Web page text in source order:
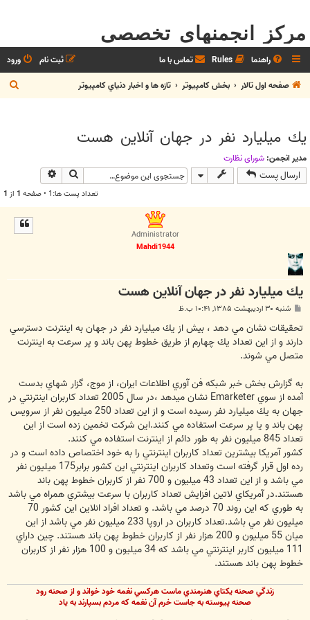
مرکز انجمنهای تخصصی
راهنما Rules تماس با ما ورود
ثبت نام
صفحه اول تالار
بخش كامپيوتر تازه ها و اخبار دنياي کامپيوتر
س
يك ميليارد نفر در جهان آنلاين هست
مدیر انجمن: شوراي نظارت
ارسال پست جستجو
تعداد پست ها:1 • صفحه 1 از 1
Administrator
Mahdi1944
يك ميليارد نفر در جهان آنلاين هست
ت
شنبه ۳۰ اردیبهشت ۱۳۸۵, ۱۰:۴۱ ب.ظ
تحقيقات نشان مي دهد ، بيش از يك ميليارد نفر در جهان به اينترنت دسترسي
دارند و از اين تعداد يك چهارم از طريق خطوط پهن باند و پر سرعت به اينترنت
متصل مي شوند.
به گزارش بخش خبر شبكه فن آوري اطلاعات ايران، از موج، گزار شهاي بدست
آمده از سوي Emarketer نشان ميدهد ،در سال 2005 تعداد كاربران اينترنتي در
جهان به يك ميليارد نفر رسيده است و از اين تعداد 250 ميليون نفر از سرويس
پهن باند و يا پر سرعت استفاده مي كنند.اين شركت تخمين زده است از اين
تعداد 845 ميليون نفر به طور دائم از اينترنت استفاده مي كنند.
كشور آمريكا بيشترين تعداد كاربران اينترنتي را به خود اختصاص داده است و در
رده اول قرار گرفته است وتعداد كاربران اينترنتي اين كشور برابر175 ميليون نفر
مي باشد و از اين تعداد 43 ميليون و 700 نفر از كاربران خطوط پهن باند
هستند.در آمريكاي لاتين افزايش تعداد كاربران با سرعت بيشتري همراه مي باشد
به طوري كه اين روند 70 درصد مي باشد. و تعداد افراد انلاين اين كشور 70
ميليون نفر مي باشد.تعداد كاربران در اروپا 233 ميليون نفر مي باشد از اين
ميان 55 ميليون و 200 هزار نفر از كاربران خطوط پهن باند هستند. چين داراي
111 ميليون كاربر اينترنتي مي باشد كه 34 ميليون و 100 هزار نفر از كاربران
خطوط پهن باند هستند.
زندگي صحنه يکتاي هنرمندي ماست هرکسي نغمه خود خواند و از صحنه رود
صحنه پيوسته به جاست خرم آن نغمه که مردم بسپارند به ياد